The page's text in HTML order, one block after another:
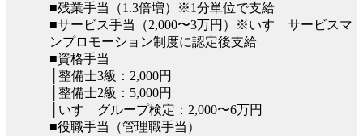
■残業手当（1.3倍増）※1分単位で支給
■サービス手当（2,000〜3万円）※いすゞサービスマ
ンプロモーション制度に認定後支給
■資格手当
│整備士3級：2,000円
│整備士2級：5,000円
│いすゞグループ検定：2,000〜6万円
■役職手当（管理職手当）